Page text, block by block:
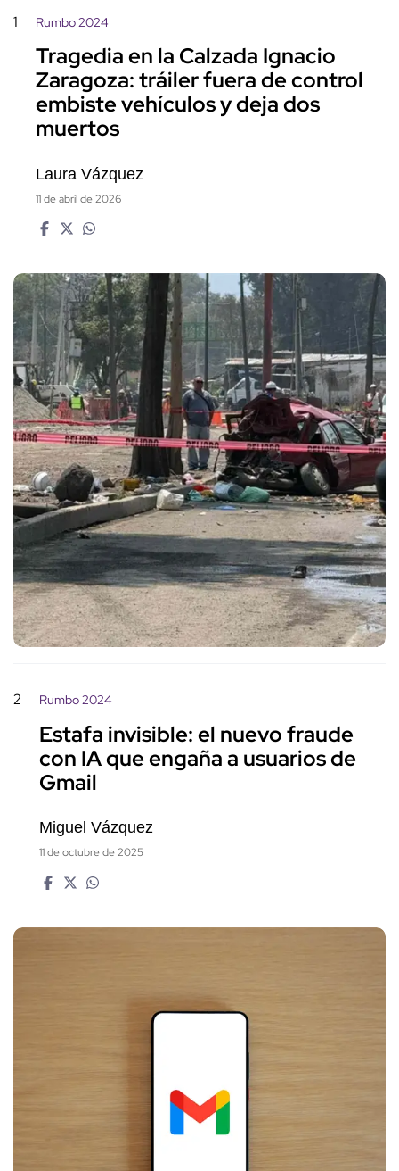
1 Rumbo 2024
Tragedia en la Calzada Ignacio
Zaragoza: tráiler fuera de control
embiste vehículos y deja dos
muertos
Laura Vázquez
11 de abril de 2026
2 Rumbo 2024
Estafa invisible: el nuevo fraude
con IA que engaña a usuarios de
Gmail
Miguel Vázquez
11 de octubre de 2025